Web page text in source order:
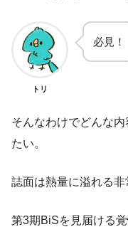
トリ
必見！
そんなわけでどんな
たい。
誌面は熱量に溢れる非
第3期BiSを見届ける